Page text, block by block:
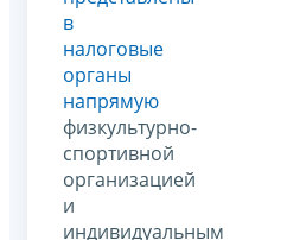
в
налоговые
органы
напрямую
физкультурно-
спортивной
организацией
и
индивидуальным